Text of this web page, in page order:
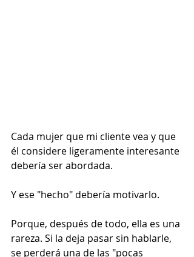
Cada mujer que mi cliente vea y que
él considere ligeramente interesante
debería ser abordada.
Y ese "hecho" debería motivarlo.
Porque, después de todo, ella es una
rareza. Si la deja pasar sin hablarle,
se perderá una de las "pocas